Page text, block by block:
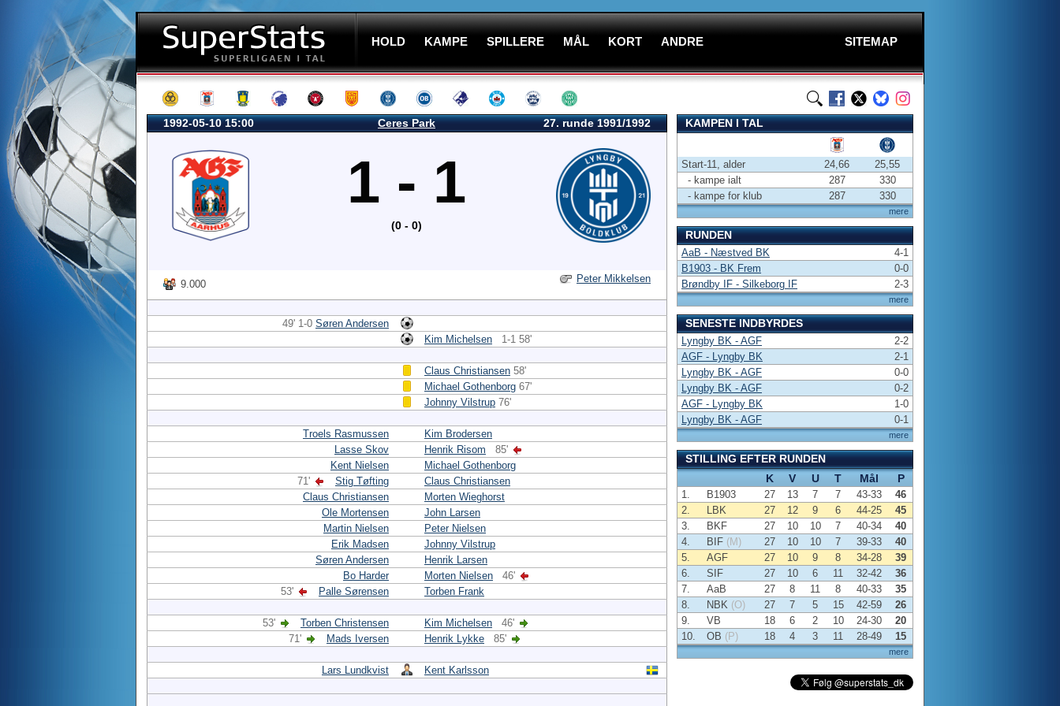
HOLD KAMPE SPILLERE MÅL KORT ANDRE SITEMAP
1992-05-10 15:00 Ceres Park 27. runde 1991/1992
1 - 1
(0 - 0)
9.000 Peter Mikkelsen
49' 1-0 Søren Andersen
Kim Michelsen
1-1 58'
Claus Christiansen 58'
Michael Gothenborg 67'
Johnny Vilstrup 76'
Troels Rasmussen
Kim Brodersen
Lasse Skov
Henrik Risom
85'
Kent Nielsen
Michael Gothenborg
71'
Stig Tøfting
Claus Christiansen
Claus Christiansen
Morten Wieghorst
Ole Mortensen
John Larsen
Martin Nielsen
Peter Nielsen
Erik Madsen
Johnny Vilstrup
Søren Andersen
Henrik Larsen
Bo Harder
Morten Nielsen
46'
53'
Palle Sørensen Torben Frank
53' Torben Christensen Kim Michelsen
46'
71'
Mads Iversen Henrik Lykke 85'
Lars Lundkvist Kent Karlsson
KAMPEN I TAL
mere
Start-11, alder 24,66
25,55
- kampe ialt
287
330
- kampe for klub
287 330
RUNDEN
mere
AaB - Næstved BK
4-1
B1903 - BK Frem
0-0
Brøndby IF - Silkeborg IF
2-3
SENESTE INDBYRDES
mere
Lyngby BK - AGF
2-2
AGF - Lyngby BK
2-1
Lyngby BK - AGF
0-0
Lyngby BK - AGF
0-2
AGF - Lyngby BK
1-0
Lyngby BK - AGF
0-1
STILLING EFTER RUNDEN
K
V U T Mål P
mere
1. B1903 27 13 7 7 43-33
46
2.
LBK 27 12 9 6 44-25
45
3.
BKF 27 10 10 7 40-34
40
4.
BIF (M) 27 10 10 7 39-33
40
5.
AGF 27 10 9 8 34-28
39
6.
SIF 27 10 6 11 32-42
36
7.
AaB 27 8 11 8 40-33
35
8.
NBK (O) 27 7 5 15 42-59
26
9.
VB 18 6 2 10 24-30
20
10.
OB (P) 18 4 3 11 28-49 15